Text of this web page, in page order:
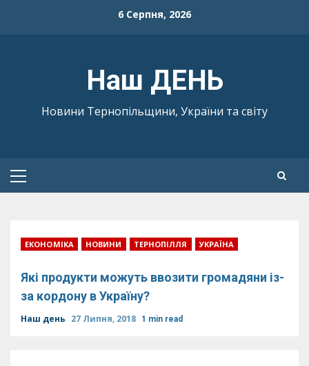
6 Серпня, 2026
Наш ДЕНЬ
Новини Тернопільщини, України та світу
Primary
ЕКОНОМІКА НОВИНИ ТЕРНОПІЛЛЯ УКРАЇНА
Які продукти можуть ввозити громадяни із-
за кордону в Україну?
Наш день 27 Липня, 2018 1 min read